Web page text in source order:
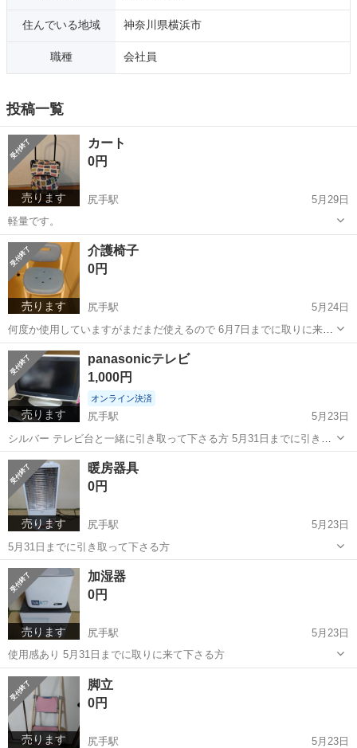
住んでいる地域 神奈川県横浜市
職種 会社員
投稿一覧
売ります
カート
0円
尻手駅
5月29日
軽量です。
神奈川 横浜市 尻手駅
売ります
介護椅子
0円
尻手駅
5月24日
何度か使用していますがまだまだ使えるので 6月7日までに取りに来て
頂ける方いたらお譲りします。
神奈川 横浜市 その他
売ります
panasonicテレビ
1,000円
オンライン決済
尻手駅
5月23日
シルバー テレビ台と一緒に引き取って下さる方 5月31日までに引き取
り可能な方
神奈川 横浜市 尻手駅
売ります
暖房器具
0円
尻手駅
5月23日
5月31日までに引き取って下さる方
神奈川 横浜市 尻手駅
売ります
加湿器
0円
尻手駅
5月23日
使用感あり 5月31日までに取りに来て下さる方
神奈川 横浜市 尻手駅
売ります
脚立
0円
尻手駅
5月23日